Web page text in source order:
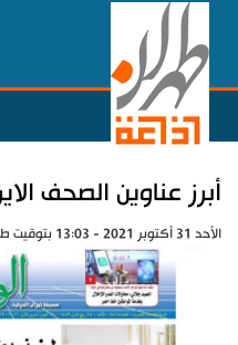
أبرز عناوين الصحف
الأحد 31 أكتوبر 2021 - 13:03 بتوقيت طهران